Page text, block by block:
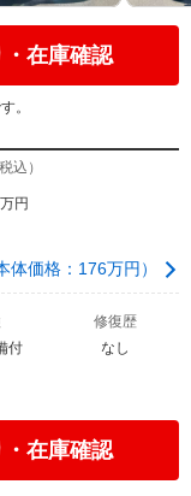
・在庫確認
。
込）
万円
体価格：176万円）
付
修復歴
なし
・在庫確認